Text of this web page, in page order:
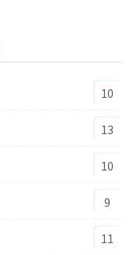
10
13
10
9
11